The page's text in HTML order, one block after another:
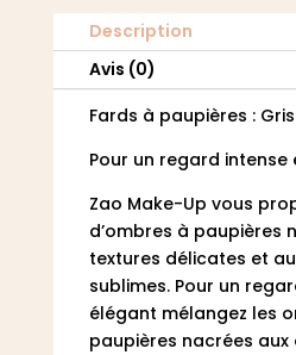
Description
Avis (0)
Fards à paupières :
Pour un regard intense
Zao Make-Up vous
d’ombres à paupières
textures délicates et
sublimes. Pour un
élégant mélangez les
paupières nacrées aux